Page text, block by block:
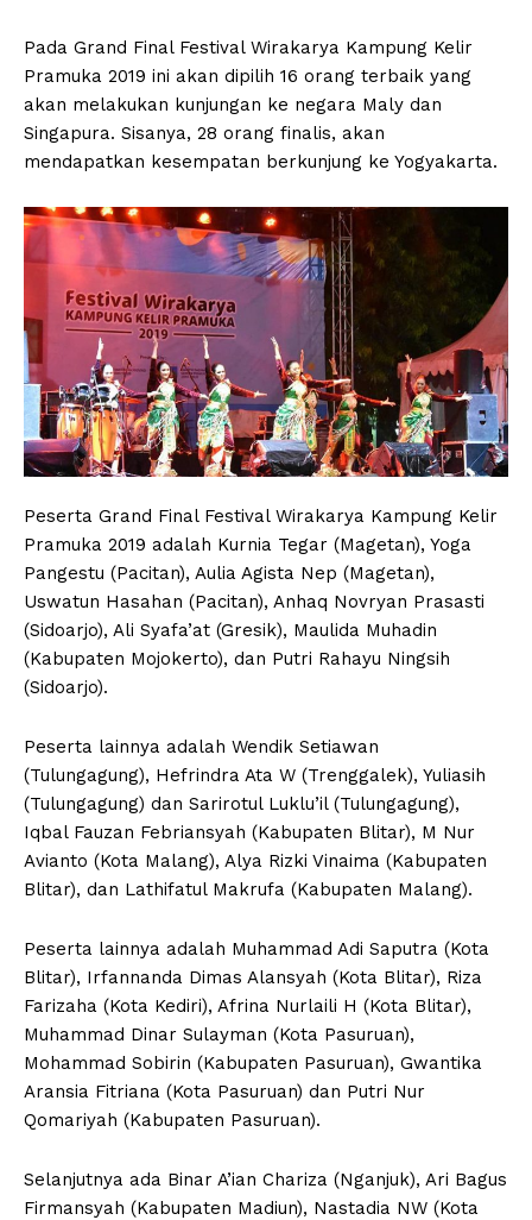
Pada Grand Final Festival Wirakarya Kampung Kelir
Pramuka 2019 ini akan dipilih 16 orang terbaik yang
akan melakukan kunjungan ke negara Maly dan
Singapura. Sisanya, 28 orang finalis, akan
mendapatkan kesempatan berkunjung ke Yogyakarta.
Peserta Grand Final Festival Wirakarya Kampung Kelir
Pramuka 2019 adalah Kurnia Tegar (Magetan), Yoga
Pangestu (Pacitan), Aulia Agista Nep (Magetan),
Uswatun Hasahan (Pacitan), Anhaq Novryan Prasasti
(Sidoarjo), Ali Syafa’at (Gresik), Maulida Muhadin
(Kabupaten Mojokerto), dan Putri Rahayu Ningsih
(Sidoarjo).
Peserta lainnya adalah Wendik Setiawan
(Tulungagung), Hefrindra Ata W (Trenggalek), Yuliasih
(Tulungagung) dan Sarirotul Luklu’il (Tulungagung),
Iqbal Fauzan Febriansyah (Kabupaten Blitar), M Nur
Avianto (Kota Malang), Alya Rizki Vinaima (Kabupaten
Blitar), dan Lathifatul Makrufa (Kabupaten Malang).
Peserta lainnya adalah Muhammad Adi Saputra (Kota
Blitar), Irfannanda Dimas Alansyah (Kota Blitar), Riza
Farizaha (Kota Kediri), Afrina Nurlaili H (Kota Blitar),
Muhammad Dinar Sulayman (Kota Pasuruan),
Mohammad Sobirin (Kabupaten Pasuruan), Gwantika
Aransia Fitriana (Kota Pasuruan) dan Putri Nur
Qomariyah (Kabupaten Pasuruan).
Selanjutnya ada Binar A’ian Chariza (Nganjuk), Ari Bagus
Firmansyah (Kabupaten Madiun), Nastadia NW (Kota